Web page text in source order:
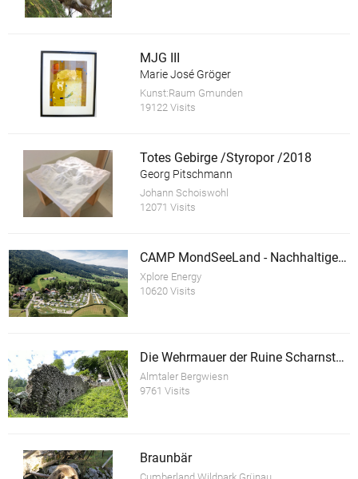
MJG III
Marie José Gröger
Kunst:Raum Gmunden
19122 Visits
Totes Gebirge /Styropor /2018
Georg Pitschmann
Johann Schoiswohl
12071 Visits
CAMP MondSeeLand - Nachhaltiger Tourismusbetrieb
Xplore Energy
10620 Visits
Die Wehrmauer der Ruine Scharnstein
Almtaler Bergwiesn
9761 Visits
Braunbär
Cumberland Wildpark Grünau